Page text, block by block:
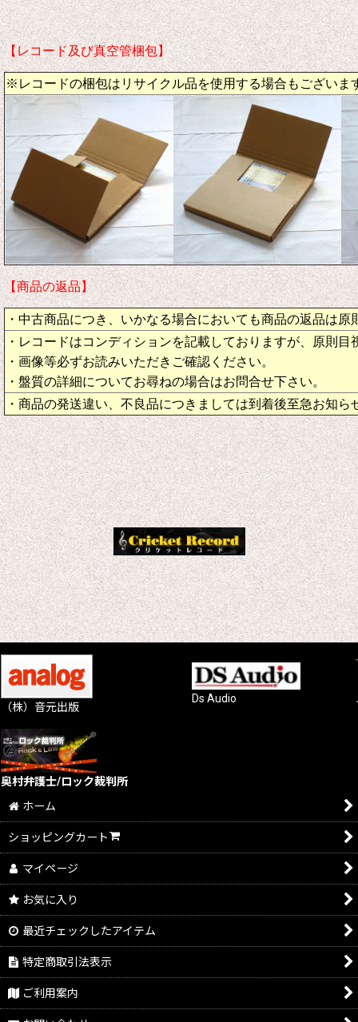
【レコード及び真空管梱包】
※レコードの梱包はリサイクル品を使用する場合もございま
【商品の返品】
・中古商品につき、いかなる場合においても商品の返品は原
・レコードはコンディションを記載しておりますが、原則目
・画像等必ずお読みいただきご確認ください。
・盤質の詳細についてお尋ねの場合はお問合せ下さい。
・商品の発送違い、不良品につきましては到着後至急お知ら
（株）音元出版
Ds Audio
奥村弁護士/ロック裁判所
ホーム
ショッピングカート
マイページ
お気に入り
最近チェックしたアイテム
特定商取引法表示
ご利用案内